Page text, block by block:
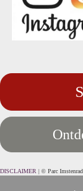
DISCLAIMER | © Parc